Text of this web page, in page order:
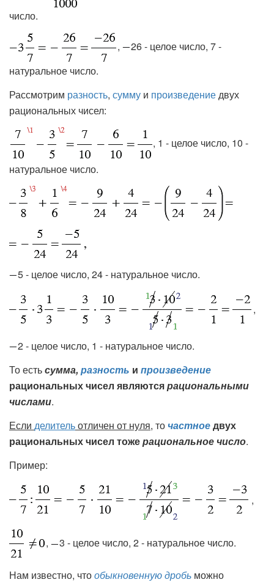
число.
,
26 - целое число, 7 -
натуральное число.
Рассмотрим разность, сумму и произведениедвух
рациональных чисел:
, 1 - целое число, 10 -
натуральное число.
5 - целое число, 24 - натуральное число.
,
2 - целое число, 1 - натуральное число.
То естьсумма, разность и произведение
рациональных чисел являютсярациональными
числами.
Если делительотличен от нуля, точастноедвух
рациональных чисел тожерациональное число.
Пример:
,
, 3 - целое число, 2 - натуральное число.
Нам известно, чтообыкновенную дробь можно